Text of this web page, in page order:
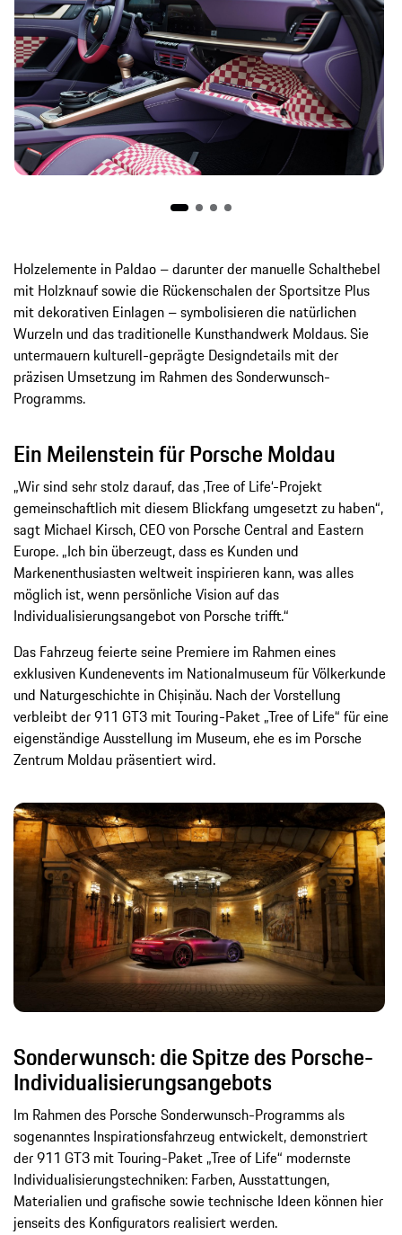
Holzelemente in Paldao – darunter der manuelle Schalthebel
mit Holzknauf sowie die Rückenschalen der Sportsitze Plus
mit dekorativen Einlagen – symbolisieren die natürlichen
Wurzeln und das traditionelle Kunsthandwerk Moldaus. Sie
untermauern kulturell-geprägte Designdetails mit der
präzisen Umsetzung im Rahmen des Sonderwunsch-
Programms.
Ein Meilenstein für Porsche Moldau
„Wir sind sehr stolz darauf, das ‚Tree of Life‘-Projekt
gemeinschaftlich mit diesem Blickfang umgesetzt zu haben“,
sagt Michael Kirsch, CEO von Porsche Central and Eastern
Europe. „Ich bin überzeugt, dass es Kunden und
Markenenthusiasten weltweit inspirieren kann, was alles
möglich ist, wenn persönliche Vision auf das
Individualisierungsangebot von Porsche trifft.“
Das Fahrzeug feierte seine Premiere im Rahmen eines
exklusiven Kundenevents im Nationalmuseum für Völkerkunde
und Naturgeschichte in Chișinău. Nach der Vorstellung
verbleibt der 911 GT3 mit Touring-Paket „Tree of Life“ für eine
eigenständige Ausstellung im Museum, ehe es im Porsche
Zentrum Moldau präsentiert wird.
Sonderwunsch: die Spitze des Porsche-
Individualisierungsangebots
Im Rahmen des Porsche Sonderwunsch-Programms als
sogenanntes Inspirationsfahrzeug entwickelt, demonstriert
der 911 GT3 mit Touring-Paket „Tree of Life“ modernste
Individualisierungstechniken: Farben, Ausstattungen,
Materialien und grafische sowie technische Ideen können hier
jenseits des Konfigurators realisiert werden.